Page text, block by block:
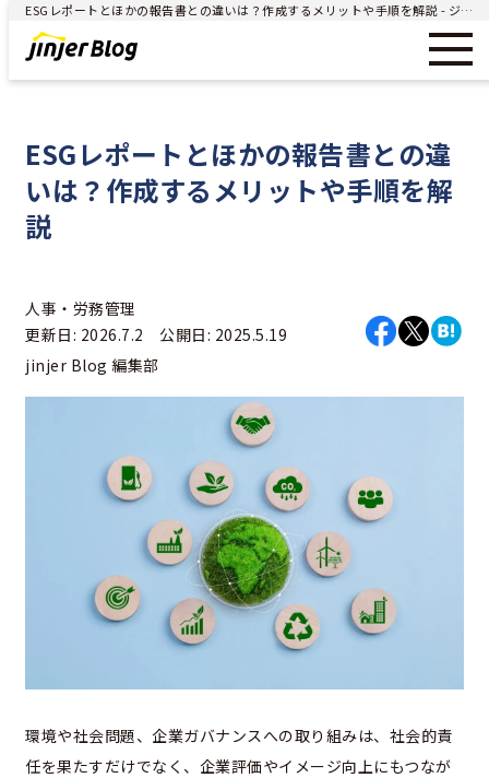
ESGレポートとほかの報告書との違いは？作成するメリットや手順を解説 - ジンジャー（jinjer）｜統合型人事システム
ESGレポートとほかの報告書との違
いは？作成するメリットや手順を解
説
人事・労務管理
更新日: 2026.7.2 公開日: 2025.5.19
jinjer Blog 編集部
環境や社会問題、企業ガバナンスへの取り組みは、社会的責
任を果たすだけでなく、企業評価やイメージ向上にもつなが